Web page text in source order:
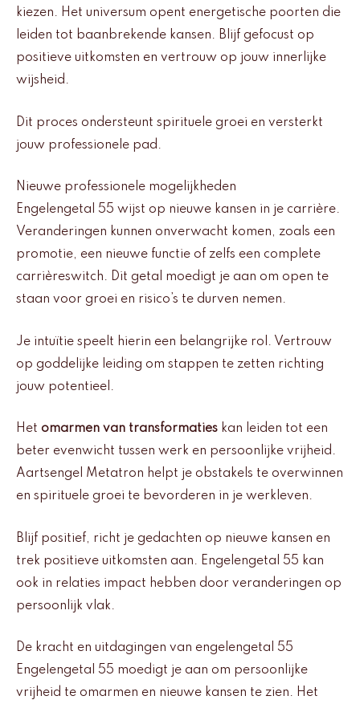
kiezen. Het universum opent energetische poorten die
leiden tot baanbrekende kansen. Blijf gefocust op
positieve uitkomsten en vertrouw op jouw innerlijke
wijsheid.
Dit proces ondersteunt spirituele groei en versterkt
jouw professionele pad.
Nieuwe professionele mogelijkheden
Engelengetal 55 wijst op nieuwe kansen in je carrière.
Veranderingen kunnen onverwacht komen, zoals een
promotie, een nieuwe functie of zelfs een complete
carrièreswitch. Dit getal moedigt je aan om open te
staan voor groei en risico’s te durven nemen.
Je intuïtie speelt hierin een belangrijke rol. Vertrouw
op goddelijke leiding om stappen te zetten richting
jouw potentieel.
Het omarmen van transformaties kan leiden tot een
beter evenwicht tussen werk en persoonlijke vrijheid.
Aartsengel Metatron helpt je obstakels te overwinnen
en spirituele groei te bevorderen in je werkleven.
Blijf positief, richt je gedachten op nieuwe kansen en
trek positieve uitkomsten aan. Engelengetal 55 kan
ook in relaties impact hebben door veranderingen op
persoonlijk vlak.
De kracht en uitdagingen van engelengetal 55
Engelengetal 55 moedigt je aan om persoonlijke
vrijheid te omarmen en nieuwe kansen te zien. Het